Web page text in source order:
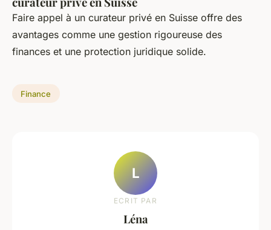
Faire appel à un curateur privé en Suisse offre des
avantages comme une gestion rigoureuse des
finances et une protection juridique solide.
Finance
L
ECRIT PAR
Léna